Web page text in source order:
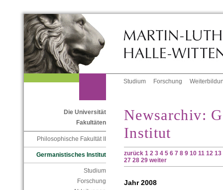
Studium Forschung
Die Universität
Fakultäten
Philosophische Fakultät II
Germanistisches Institut
Studium
Forschung
Newsarchiv:
Institut
zurück 1 2 3 4 5 6 7 8 9 10 11 12 13
27 28 29 weiter
Jahr 2008